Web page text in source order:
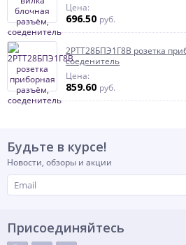
Цена:
696.50 руб.
2РТТ28БПЭ1Г8В розетка
соеденитель
Цена:
859.60 руб.
Будьте в курсе!
Новости, обзоры и акции
Присоединяйтесь